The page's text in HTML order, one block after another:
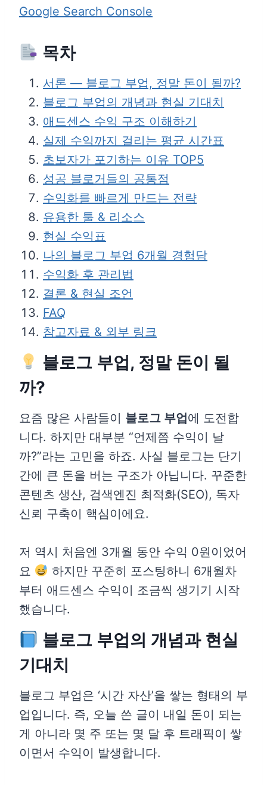
Google Search Console
목차
서론 — 블로그 부업, 정말 돈이 될까?
블로그 부업의 개념과 현실 기대치
애드센스 수익 구조 이해하기
실제 수익까지 걸리는 평균 시간표
초보자가 포기하는 이유 TOP5
성공 블로거들의 공통점
수익화를 빠르게 만드는 전략
유용한 툴 & 리소스
현실 수익표
나의 블로그 부업 6개월 경험담
수익화 후 관리법
결론 & 현실 조언
FAQ
참고자료 & 외부 링크
블로그 부업, 정말 돈이 될
까?
요즘 많은 사람들이 블로그 부업에 도전합
니다. 하지만 대부분 “언제쯤 수익이 날
까?”라는 고민을 하죠. 사실 블로그는 단기
간에 큰 돈을 버는 구조가 아닙니다. 꾸준한
콘텐츠 생산, 검색엔진 최적화(SEO), 독자
신뢰 구축이 핵심이에요.
저 역시 처음엔 3개월 동안 수익 0원이었어
요
하지만 꾸준히 포스팅하니 6개월차
부터 애드센스 수익이 조금씩 생기기 시작
했습니다.
블로그 부업의 개념과 현실
기대치
블로그 부업은 ‘시간 자산’을 쌓는 형태의 부
업입니다. 즉, 오늘 쓴 글이 내일 돈이 되는
게 아니라 몇 주 또는 몇 달 후 트래픽이 쌓
이면서 수익이 발생합니다.